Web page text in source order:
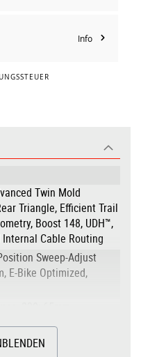
Info
Twin Mold
Triangle, Efficient Trail
Boost 148, UDH™,
Cable Routing
Sweep-Adjust
E-Bike Optimized,
Line CX, Smart